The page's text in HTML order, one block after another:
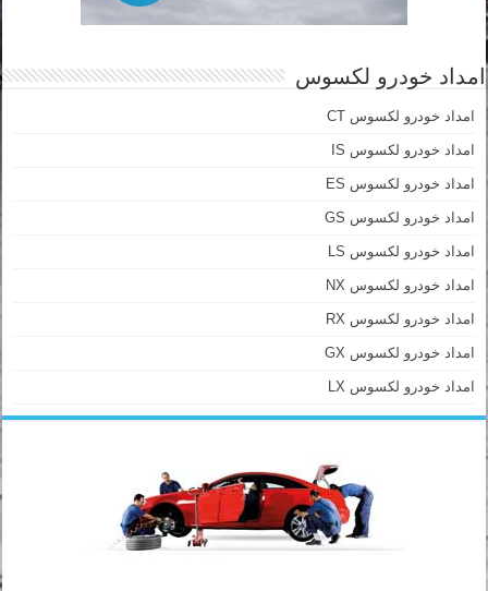
امداد خودرو لکسوس
امداد خودرو لکسوس CT
امداد خودرو لکسوس IS
امداد خودرو لکسوس ES
امداد خودرو لکسوس GS
امداد خودرو لکسوس LS
امداد خودرو لکسوس NX
امداد خودرو لکسوس RX
امداد خودرو لکسوس GX
امداد خودرو لکسوس LX